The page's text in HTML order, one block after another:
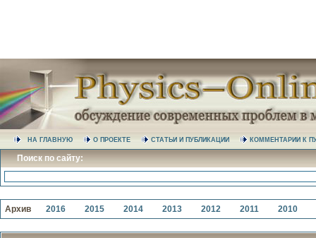
НА ГЛАВНУЮ О ПРОЕКТЕ СТАТЬИ И ПУБЛИКАЦИИ КОММЕНТАРИИ К
Поиск по сайту:
Архив 2016 2015 2014 2013 2012 2011 2010